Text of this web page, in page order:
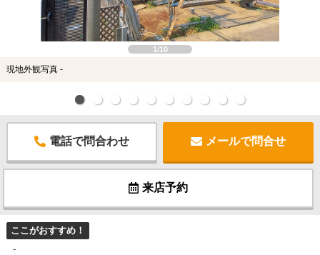
1/10
現地外観写真 -
電話で問合わせ メールで問合せ
来店予約
ここがおすすめ！
-